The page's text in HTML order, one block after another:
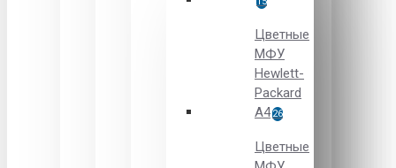
Цветные
МФУ
Hewlett-
Packard
A426
Цветные